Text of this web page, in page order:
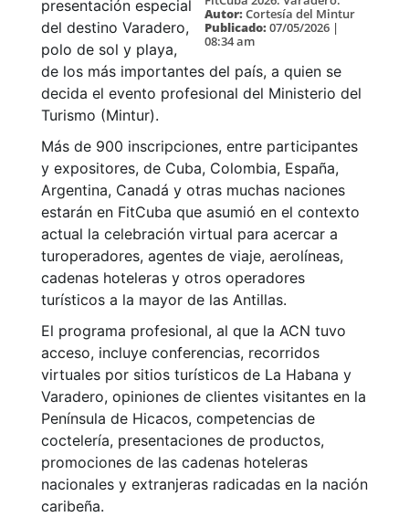
Autor: Cortesía del Mintur
Publicado: 07/05/2026 |
08:34 am
presentación especial
del destino Varadero,
polo de sol y playa,
de los más importantes del país, a quien se
decida el evento profesional del Ministerio del
Turismo (Mintur).
Más de 900 inscripciones, entre participantes
y expositores, de Cuba, Colombia, España,
Argentina, Canadá y otras muchas naciones
estarán en FitCuba que asumió en el contexto
actual la celebración virtual para acercar a
turoperadores, agentes de viaje, aerolíneas,
cadenas hoteleras y otros operadores
turísticos a la mayor de las Antillas.
El programa profesional, al que la ACN tuvo
acceso, incluye conferencias, recorridos
virtuales por sitios turísticos de La Habana y
Varadero, opiniones de clientes visitantes en la
Península de Hicacos, competencias de
coctelería, presentaciones de productos,
promociones de las cadenas hoteleras
nacionales y extranjeras radicadas en la nación
caribeña.